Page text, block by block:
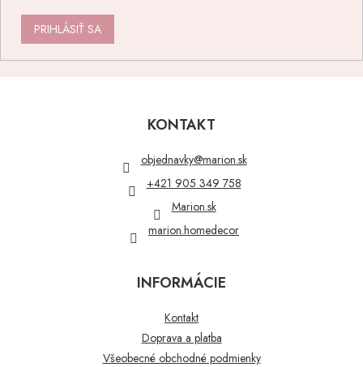
PRIHLÁSIŤ SA
KONTAKT
objednavky@marion.sk
+421 905 349 758
Marion.sk
marion.homedecor
INFORMÁCIE
Kontakt
Doprava a platba
Všeobecné obchodné podmienky